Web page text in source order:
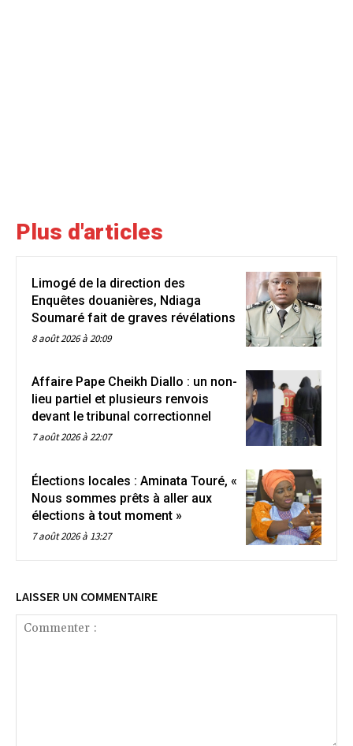
Plus d'articles
Limogé de la direction des
Enquêtes douanières, Ndiaga
Soumaré fait de graves révélations
8 août 2026 à 20:09
Affaire Pape Cheikh Diallo : un non-
lieu partiel et plusieurs renvois
devant le tribunal correctionnel
7 août 2026 à 22:07
Élections locales : Aminata Touré, «
Nous sommes prêts à aller aux
élections à tout moment »
7 août 2026 à 13:27
LAISSER UN COMMENTAIRE